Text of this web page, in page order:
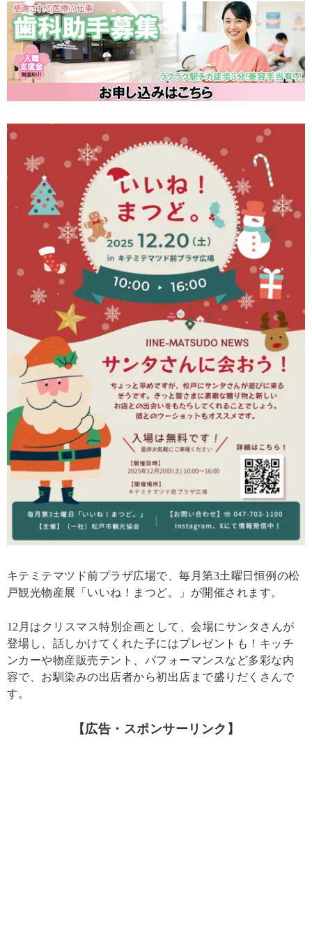
キテミテマツド前プラザ広場で、毎月第3土曜日恒例の松
戸観光物産展「いいね！まつど。」が開催されます。
12月はクリスマス特別企画として、会場にサンタさんが
登場し、話しかけてくれた子にはプレゼントも！キッチ
ンカーや物産販売テント、パフォーマンスなど多彩な内
容で、お馴染みの出店者から初出店まで盛りだくさんで
す。
【広告・スポンサーリンク】